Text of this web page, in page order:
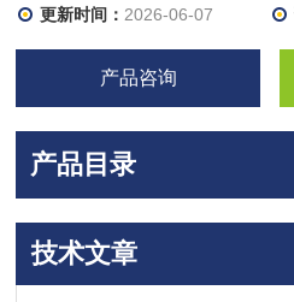
更新时间： 2026-06-07
产品咨询
产品目录
技术文章